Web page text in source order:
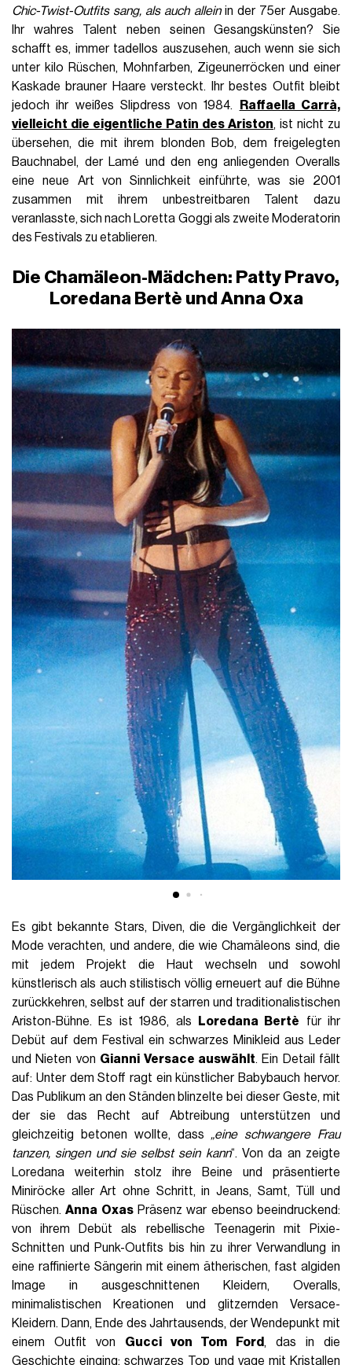
Chic-Twist-Outfits sang, als auch alleinin der 75er Ausgabe.
Ihr wahres Talent neben seinen Gesangskünsten? Sie
schafft es, immer tadellos auszusehen, auch wenn sie sich
unter kilo Rüschen, Mohnfarben, Zigeunerröcken und einer
Kaskade brauner Haare versteckt. Ihr bestes Outfit bleibt
jedoch ihr weißes Slipdress von 1984.
Raffaella Carrà,
vielleicht die eigentliche Patin des Ariston, ist nicht zu
übersehen, die mit ihrem blonden Bob, dem freigelegten
Bauchnabel, der Lamé und den eng anliegenden Overalls
eine neue Art von Sinnlichkeit einführte, was sie 2001
zusammen mit ihrem unbestreitbaren Talent dazu
veranlasste, sich nach Loretta Goggi als zweite Moderatorin
des Festivals zu etablieren.
Die Chamäleon-Mädchen: Patty Pravo,
Loredana Bertè und Anna Oxa
Es gibt bekannte Stars, Diven, die die Vergänglichkeit der
Mode verachten, und andere, die wie Chamäleons sind, die
mit jedem Projekt die Haut wechseln und sowohl
künstlerisch als auch stilistisch völlig erneuert auf die Bühne
zurückkehren, selbst auf der starren und traditionalistischen
Ariston-Bühne. Es ist 1986, als
Loredana Bertè für ihr
Debüt auf dem Festival ein schwarzes Minikleid aus Leder
und Nieten von Gianni Versace auswählt. Ein Detail fällt
auf: Unter dem Stoff ragt ein künstlicher Babybauch hervor.
Das Publikum an den Ständen blinzelte bei dieser Geste, mit
der sie das Recht auf Abtreibung unterstützen und
gleichzeitig betonen wollte, dass„eine schwangere Frau
tanzen, singen und sie selbst sein kann“. Von da an zeigte
Loredana weiterhin stolz ihre Beine und präsentierte
Miniröcke aller Art ohne Schritt, in Jeans, Samt, Tüll und
Rüschen.Anna OxasPräsenz war ebenso beeindruckend:
von ihrem Debüt als rebellische Teenagerin mit Pixie-
Schnitten und Punk-Outfits bis hin zu ihrer Verwandlung in
eine raffinierte Sängerin mit einem ätherischen, fast algiden
Image in ausgeschnittenen Kleidern, Overalls,
minimalistischen Kreationen und glitzernden Versace-
Kleidern. Dann, Ende des Jahrtausends, der Wendepunkt mit
einem Outfit von Gucci von Tom Ford, das in die
Geschichte einging: schwarzes Top und vage mit Kristallen